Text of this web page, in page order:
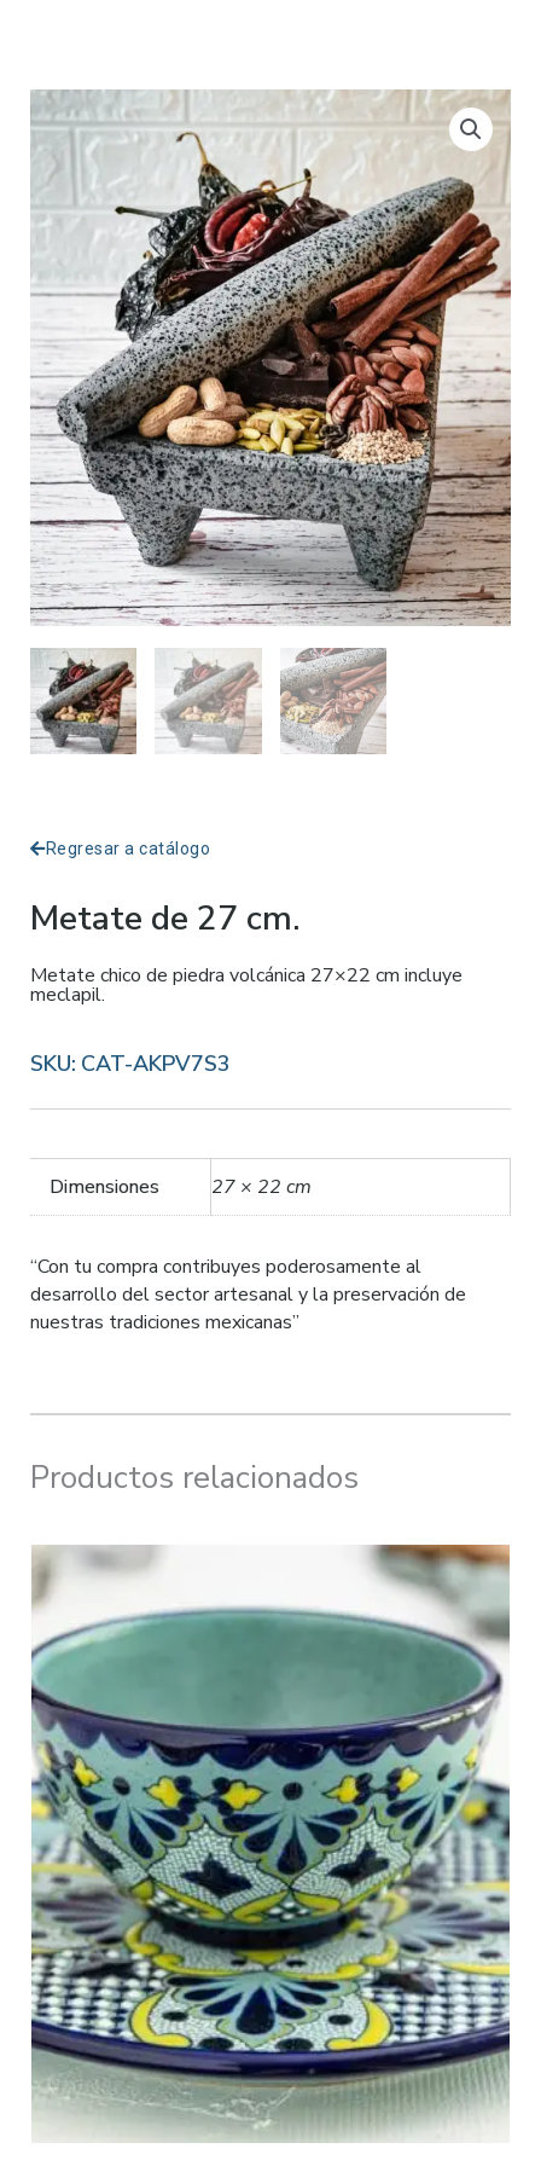
Regresar a catálogo
Metate de 27 cm.
Metate chico de piedra volcánica 27×22 cm incluye
meclapil.
SKU: CAT-AKPV7S3
Dimensiones 27 × 22 cm
“Con tu compra contribuyes poderosamente al
desarrollo del sector artesanal y la preservación de
nuestras tradiciones mexicanas”
Productos relacionados